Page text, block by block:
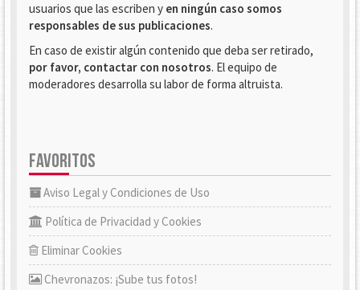
usuarios que las escriben y en ningún caso somos
responsables de sus publicaciones.
En caso de existir algún contenido que deba ser retirado,
por favor, contactar con nosotros. El equipo de
moderadores desarrolla su labor de forma altruista.
FAVORITOS
Aviso Legal y Condiciones de Uso
Política de Privacidad y Cookies
Eliminar Cookies
Chevronazos: ¡Sube tus fotos!